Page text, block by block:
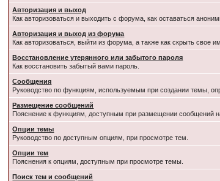
Авторизация и выход
Как авторизоваться и выходить с форума, как оставаться
Авторизация и выход из форума
Как авторизоваться, выйти из форума, а также как скрыть свое
Восстановление утерянного или забытого пароля
Как восстановить забытый вами пароль.
Сообщения
Руководство по функциям, используемым при создании темы,
Размещение сообщений
Пояснение к функциям, доступным при размещении сообщений
Опции темы
Руководство по доступным опциям, при просмотре тем.
Опции тем
Пояснения к опциям, доступным при просмотре темы.
Поиск тем и сообщений